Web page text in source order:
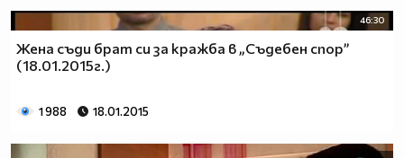
46:30
Жена съди брат си за кражба в „Съдебен спор”
(18.01.2015г.)
1 988 18.01.2015